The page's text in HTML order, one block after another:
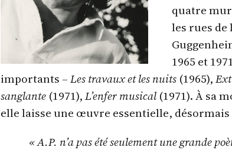
quatre
les rues
1965 et
importants –Les travaux et les nuits (1965),
sanglante (1971),L’enfer musical (1971). À sa
elle laisse une œuvre essentielle,
« A.P. n’a pas été seulement une grande